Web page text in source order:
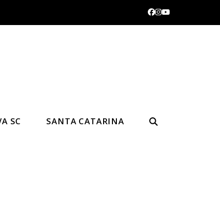
Facebook
Instagram
YouTube
SC SANTA CATARINA